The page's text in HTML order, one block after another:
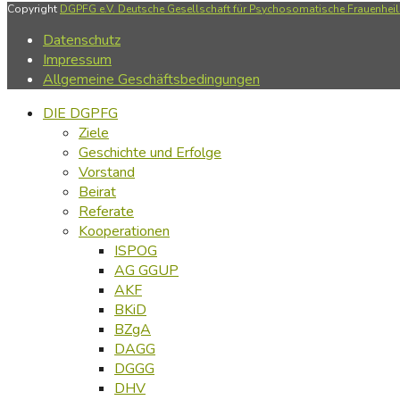
Copyright DGPFG e.V. Deutsche Gesellschaft für Psychosomatische
Datenschutz
Impressum
Allgemeine Geschäftsbedingungen
DIE DGPFG
Ziele
Geschichte und Erfolge
Vorstand
Beirat
Referate
Kooperationen
ISPOG
AG GGUP
AKF
BKiD
BZgA
DAGG
DGGG
DHV